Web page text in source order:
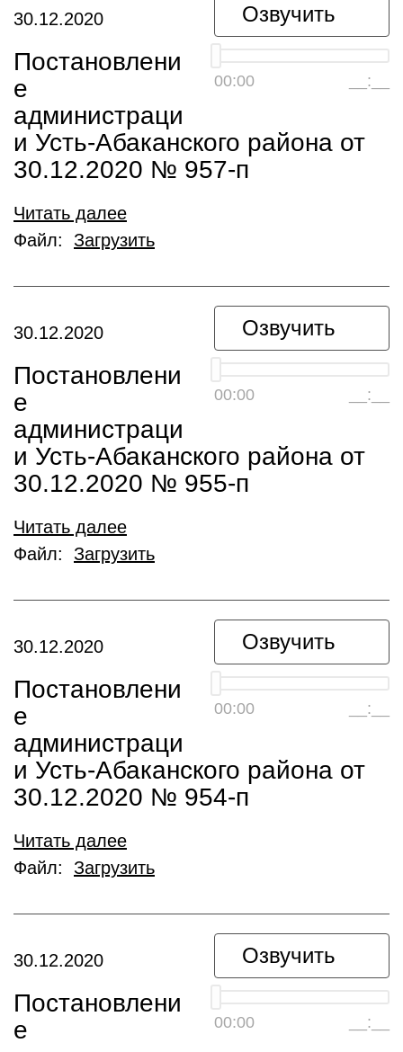
Озвучить
00:00 __:__
30.12.2020
Постановлени
е
администраци
и Усть-Абаканского района от
30.12.2020 № 957-п
Читать далее
Файл: Загрузить
Озвучить
00:00 __:__
30.12.2020
Постановлени
е
администраци
и Усть-Абаканского района от
30.12.2020 № 955-п
Читать далее
Файл: Загрузить
Озвучить
00:00 __:__
30.12.2020
Постановлени
е
администраци
и Усть-Абаканского района от
30.12.2020 № 954-п
Читать далее
Файл: Загрузить
Озвучить
00:00 __:__
30.12.2020
Постановлени
е